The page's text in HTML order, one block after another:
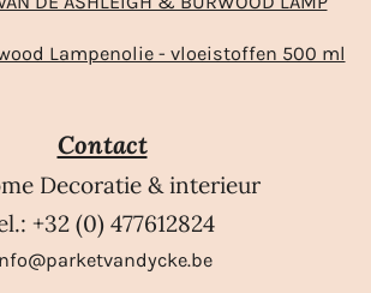
Lampenolie - vloeistoffen 500 ml
Contact
Decoratie & interieur
+32 (0) 477612824